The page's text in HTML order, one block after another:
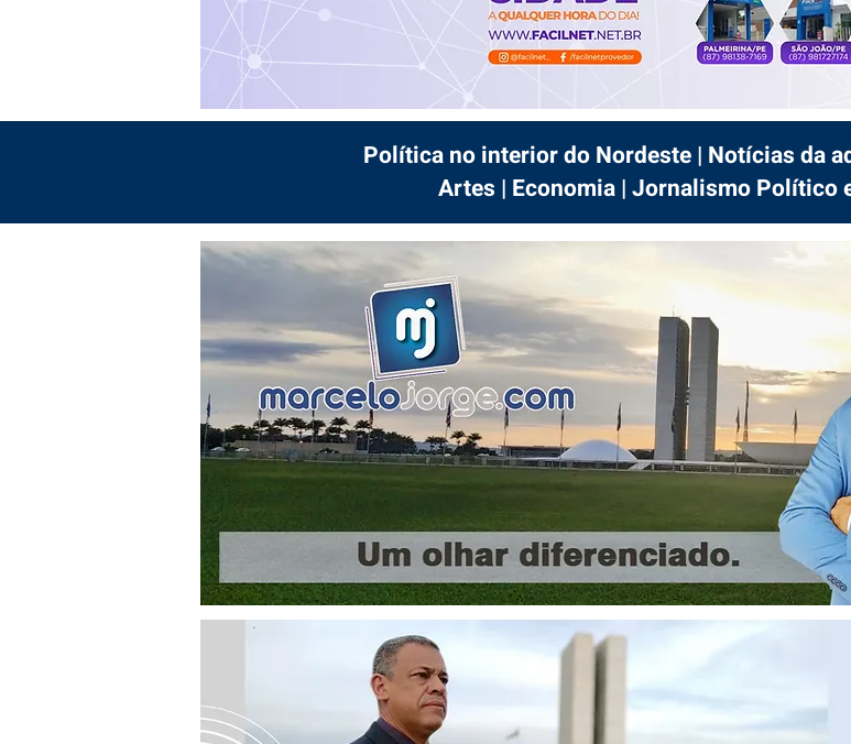
Política no interior do Nordeste | Notícias da
Artes | Economia | Jornalismo Político
© 2023 por DAMANU Comunicação Integrada |